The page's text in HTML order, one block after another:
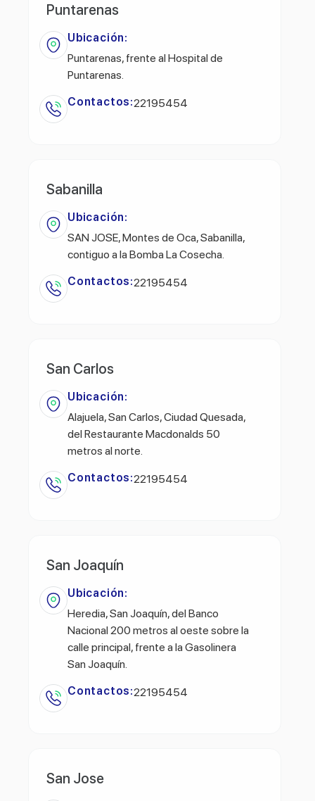
Puntarenas
Ubicación:
Puntarenas, frente al Hospital de
Puntarenas.
Contactos:22195454
Sabanilla
Ubicación:
SAN JOSE, Montes de Oca, Sabanilla,
contiguo a la Bomba La Cosecha.
Contactos:22195454
San Carlos
Ubicación:
Alajuela, San Carlos, Ciudad Quesada,
del Restaurante Macdonalds 50
metros al norte.
Contactos:22195454
San Joaquín
Ubicación:
Heredia, San Joaquín, del Banco
Nacional 200 metros al oeste sobre la
calle principal, frente a la Gasolinera
San Joaquín.
Contactos:22195454
San Jose